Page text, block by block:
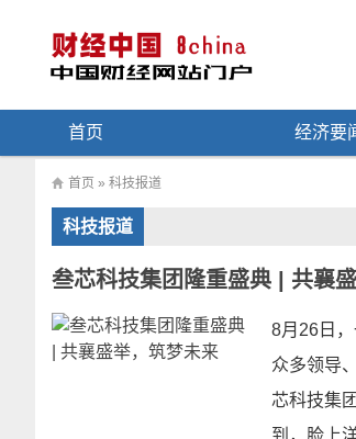
首页 经济要
首页 » 科技报道
科技报道
叁芯科技集团隆重盛典 | 共襄
8月26日
众多领导
芯科技集